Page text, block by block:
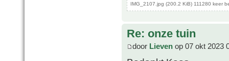
IMG_2107.jpg (200.2 KiB) 111280 keer
Re: onze tuin
door Lieven op 07 okt 2023